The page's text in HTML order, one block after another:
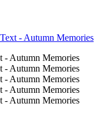
- Autumn Memories